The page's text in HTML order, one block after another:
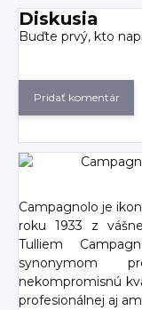
Diskusia
Buďte prvý, kto
Pridať komentár
Campagnolo je
roku 1933 z
Tulliem
synonymom
nekompromisnú
profesionálnej aj